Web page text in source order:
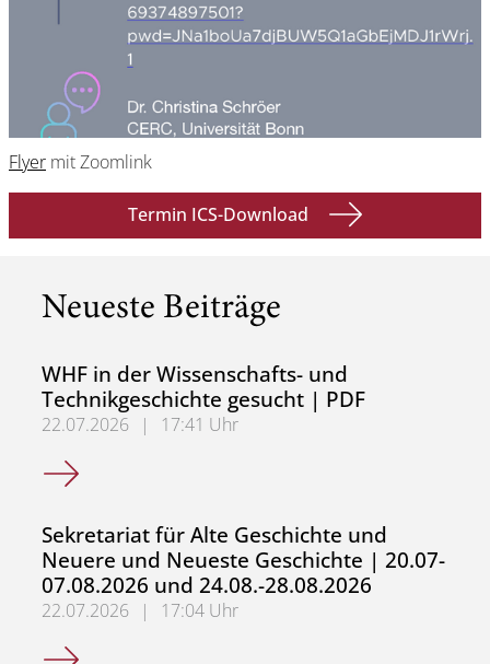
Flyer mit Zoomlink
Termin ICS-Download
Neueste Beiträge
WHF in der Wissenschafts- und
Technikgeschichte gesucht | PDF
22.07.2026 |
17:41 Uhr
WHF in der Wissenschafts- und Technikgeschichte
Sekretariat für Alte Geschichte und
Neuere und Neueste Geschichte | 20.07-
07.08.2026 und 24.08.-28.08.2026
22.07.2026 |
17:04 Uhr
Sekretariat für Alte Geschichte und Neuere und